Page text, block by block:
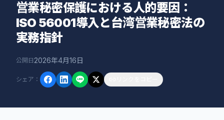
営業秘密保護における人的要因：
ISO 56001導入と台湾営業秘密法の
実務指針
公開日 2026年4月16日
シェア ：